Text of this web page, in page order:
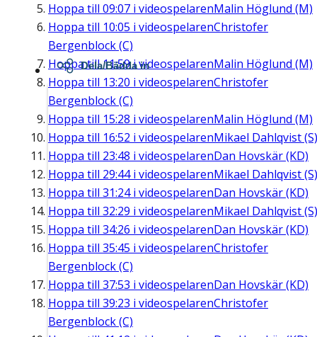
Hoppa till 09:07 i videospelarenMalin Höglund (M)
Hoppa till 10:05 i videospelarenChristofer
Bergenblock (C)
Hoppa till11:59i videospelarenMalin Höglund (M)
Hoppa till 13:20 i videospelarenChristofer
Bergenblock (C)
Hoppa till 15:28 i videospelarenMalin Höglund (M)
Hoppa till 16:52 i videospelarenMikael Dahlqvist (S)
Hoppa till 23:48 i videospelarenDan Hovskär (KD)
Hoppa till 29:44i videospelarenMikael Dahlqvist (S)
Hoppa till 31:24i videospelarenDan Hovskär (KD)
Hoppa till 32:29 i videospelarenMikael Dahlqvist (S)
Hoppa till 34:26 i videospelarenDan Hovskär (KD)
Hoppa till 35:45 i videospelarenChristofer
Bergenblock (C)
Hoppa till 37:53 i videospelarenDan Hovskär (KD)
Hoppa till 39:23 i videospelarenChristofer
Bergenblock (C)
Dela/Bädda in